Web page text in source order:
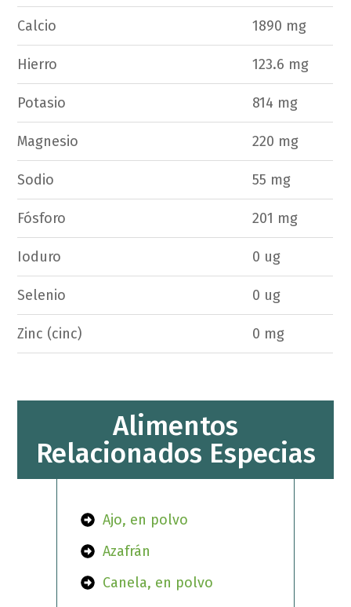
Calcio 1890 mg
Hierro 123.6 mg
Potasio 814 mg
Magnesio 220 mg
Sodio 55 mg
Fósforo 201 mg
Ioduro 0 ug
Selenio 0 ug
Zinc (cinc) 0 mg
Alimentos
Relacionados Especias
Ajo, en polvo
Azafrán
Canela, en polvo